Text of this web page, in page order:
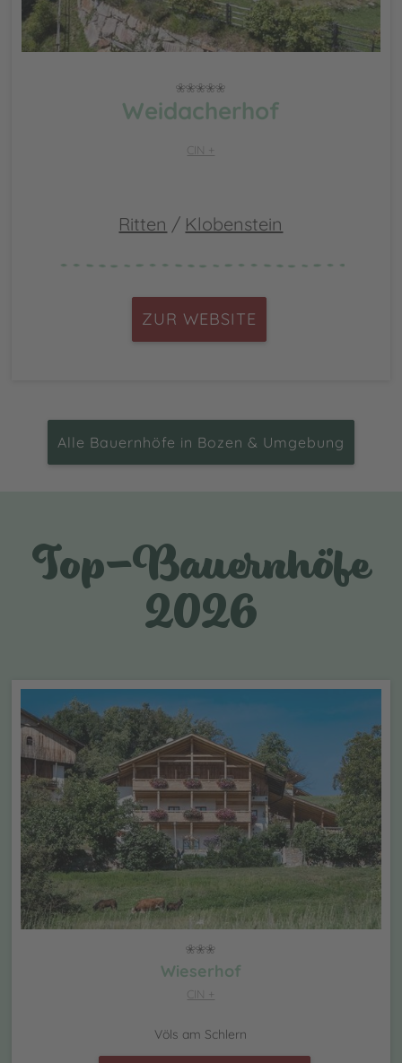
Weidacherhof
CIN +
Ritten / Klobenstein
ZUR WEBSITE
Alle Bauernhöfe in Bozen & Umgebung
Top-Bauernhöfe
2026
Wieserhof
CIN +
Völs am Schlern